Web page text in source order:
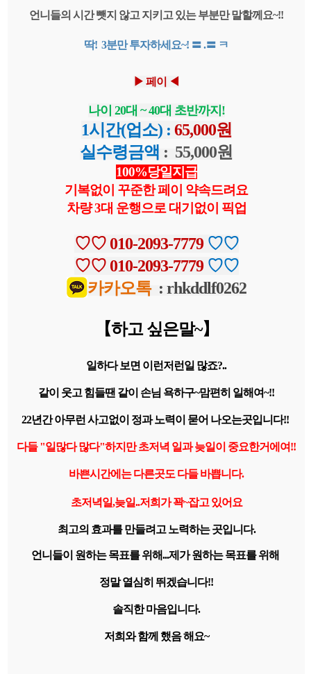
언니들의 시간 뺏지 않고 지키고 있는 부분만 말할께요~!!
딱! 3분만 투자하세요~! 〓 .〓 ㅋ
▶ 페이 ◀
나이 20대 ~ 40대 초반까지!
1시간(업소) : 65,000원
실수령금액 : 55,000원
100%당일지급
기복없이 꾸준한 페이 약속드려요
차량 3대 운행으로 대기없이 픽업
♡♡ 010-2093-7779 ♡♡
♡♡ 010-2093-7779 ♡♡
카카오톡 : rhkddlf0262
【하고 싶은말~】
일하다 보면 이런저런일 많죠?..
같이 웃고 힘들땐 같이 손님 욕하구~맘편히 일해여~!!
22년간 아무런 사고없이 정과 노력이 묻어 나오는곳입니다!!
다들 "일많다 많다"하지만 초저녁 일과 늦일이 중요한거에여!!
바쁜시간에는 다른곳도 다들 바쁩니다.
초저녁일,늦일..저희가 꽉~잡고 있어요
최고의 효과를 만들려고 노력하는 곳입니다.
언니들이 원하는 목표를 위해...제가 원하는 목표를 위해
정말 열심히 뛰겠습니다!!
솔직한 마음입니다.
저희와 함께 했음 해요~